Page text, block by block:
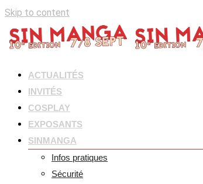
Skip to content
ACTUALITÉS
INVITÉS
COSPLAY
EXPOSANTS
SINMANGA
Infos pratiques
Sécurité